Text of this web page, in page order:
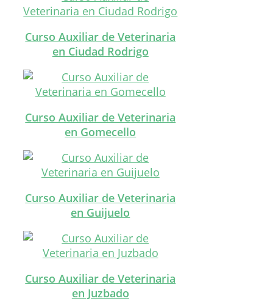
Curso Auxiliar de Veterinaria
en Ciudad Rodrigo
Curso Auxiliar de Veterinaria
en Gomecello
Curso Auxiliar de Veterinaria
en Guijuelo
Curso Auxiliar de Veterinaria
en Juzbado